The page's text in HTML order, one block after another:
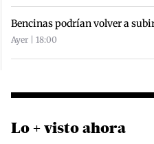
Bencinas podrían volver a
Ayer | 18:00
Lo + visto ahora